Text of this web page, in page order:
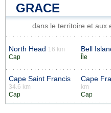
GRACE
dans le territoire et aux
North Head 16 km
Cap
Bell
Île
Cape Saint Francis
34.6 km
Cap
Cape
km
Cap